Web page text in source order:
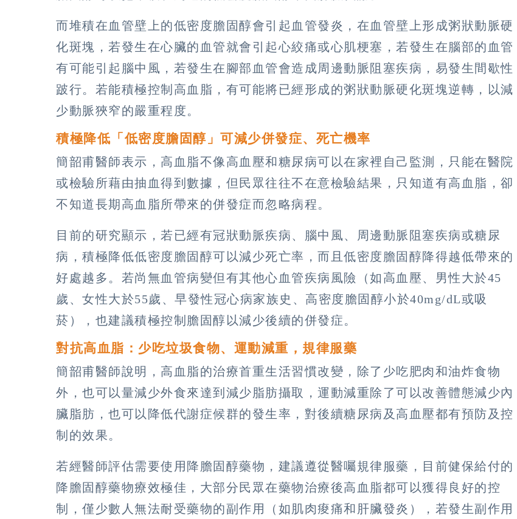
而堆積在血管壁上的低密度膽固醇會引起血管發炎，在血管壁上形成粥狀動脈硬
化斑塊，若發生在心臟的血管就會引起心絞痛或心肌梗塞，若發生在腦部的血管
有可能引起腦中風，若發生在腳部血管會造成周邊動脈阻塞疾病，易發生間歇性
跛行。若能積極控制高血脂，有可能將已經形成的粥狀動脈硬化斑塊逆轉，以減
少動脈狹窄的嚴重程度。
積極降低「低密度膽固醇」可減少併發症、死亡機率
簡韶甫醫師表示，高血脂不像高血壓和糖尿病可以在家裡自己監測，只能在醫院
或檢驗所藉由抽血得到數據，但民眾往往不在意檢驗結果，只知道有高血脂，卻
不知道長期高血脂所帶來的併發症而忽略病程。
目前的研究顯示，若已經有冠狀動脈疾病、腦中風、周邊動脈阻塞疾病或糖尿
病，積極降低低密度膽固醇可以減少死亡率，而且低密度膽固醇降得越低帶來的
好處越多。若尚無血管病變但有其他心血管疾病風險（如高血壓、男性大於45
歲、女性大於55歲、早發性冠心病家族史、高密度膽固醇小於40mg/dL或吸
菸），也建議積極控制膽固醇以減少後續的併發症。
對抗高血脂：少吃垃圾食物、運動減重，規律服藥
簡韶甫醫師說明，高血脂的治療首重生活習慣改變，除了少吃肥肉和油炸食物
外，也可以量減少外食來達到減少脂肪攝取，運動減重除了可以改善體態減少內
臟脂肪，也可以降低代謝症候群的發生率，對後續糖尿病及高血壓都有預防及控
制的效果。
若經醫師評估需要使用降膽固醇藥物，建議遵從醫囑規律服藥，目前健保給付的
降膽固醇藥物療效極佳，大部分民眾在藥物治療後高血脂都可以獲得良好的控
制，僅少數人無法耐受藥物的副作用（如肌肉痠痛和肝臟發炎），若發生副作用